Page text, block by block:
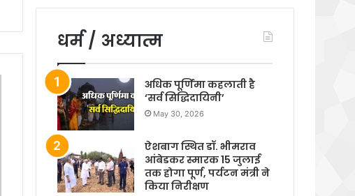
धर्म / अध्यात्म
अधिक पूर्णिमा कहलाती है
‘सर्व सिद्धिदायिनी’
May 30, 2026
ऐशबाग स्थित डॉ. भीमराव
आंबेडकर स्मारक 15 जुलाई
तक होगा पूर्ण, पर्यटन मंत्री ने
किया निरीक्षण